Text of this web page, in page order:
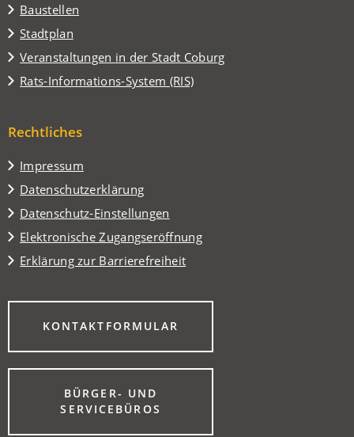
Baustellen
Stadtplan
(Öffnet
in
einem
neuen
Veranstaltungen in der Stadt Coburg
(Öffnet
in
einem
Tab)
Rats-Informations-System (RIS)
(Öffnet
neuen
Rechtliches
Impressum
Datenschutzerklärung
Datenschutz-Einstellungen
Elektronische Zugangseröffnung
Erklärung zur Barrierefreiheit
KONTAKTFORMULAR
(ÖFFNET
EINEM
NEUEN
BÜRGER- UND
SERVICEBÜROS
(ÖFFNET